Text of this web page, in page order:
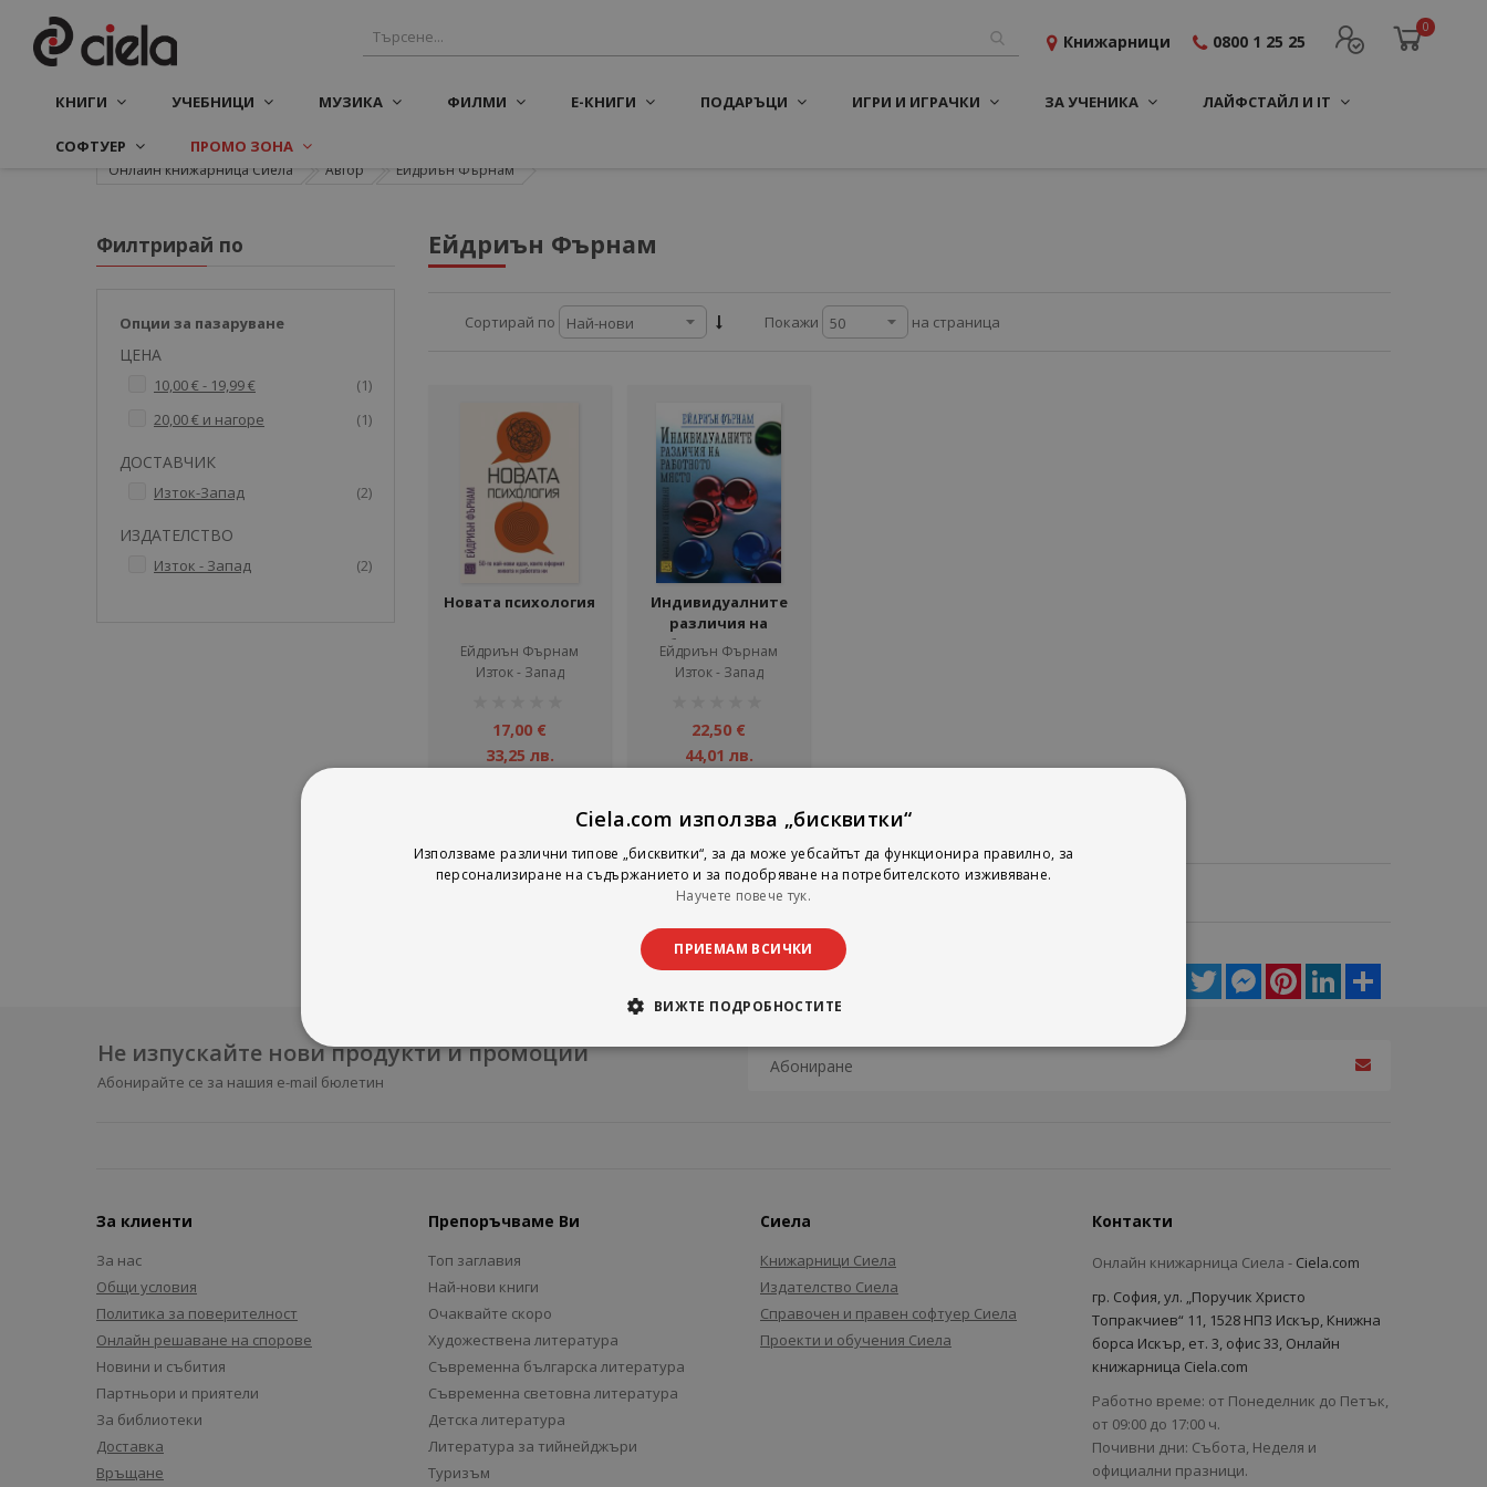
0
Книжарници 0800 1 25 25
КНИГИ УЧЕБНИЦИ МУЗИКА ФИЛМИ Е-КНИГИ ПОДАРЪЦИ ИГРИ И ИГРАЧКИ ЗА УЧЕНИКА ЛАЙФСТАЙЛ И IT
СОФТУЕР ПРОМО ЗОНА
Онлайн книжарница Сиела Автор Ейдриън Фърнам
Ейдриън Фърнам
Сортирай по Покажи на страница
Новата психология
Ейдриън Фърнам
Изток - Запад
17,00 €
33,25 лв.
Индивидуалните
различия на
работното място
Ейдриън Фърнам
Изток - Запад
22,50 €
44,01 лв.
Покажи
Facebook
Twitter MessengerPinterestLinkedIn
Филтрирай по
Опции за пазаруване
ЦЕНА
10,00 €- 19,99 € 1артикул
20,00 € и нагоре 1артикул
ДОСТАВЧИК
Изток-Запад 2артикули
ИЗДАТЕЛСТВО
Изток - Запад 2артикули
Не изпускайте нови продукти и промоции
Абонирайте се за нашия e-mail бюлетин
За клиенти
За нас
Общи условия
Политика за поверителност
Онлайн решаване на спорове
Новини и събития
Партньори и приятели
За библиотеки
Доставка
Връщане
Препоръчваме Ви
Топ заглавия
Най-нови книги
Очаквайте скоро
Художествена литература
Съвременна българска литература
Съвременна световна литература
Детска литература
Литература за тийнейджъри
Туризъм
Сиела
Книжарници Сиела
Издателство Сиела
Справочен и правен софтуер Сиела
Проекти и обучения Сиела
Контакти
Онлайн книжарница Сиела - Ciela.com
гр. София, ул. „Поручик Христо
Топракчиев“ 11, 1528 НПЗ Искър, Книжна
борса Искър, ет. 3, офис 33, Онлайн
книжарница Ciela.com
Работно време: от Понеделник до Петък,
от 09:00 до 17:00 ч.
Почивни дни: Събота, Неделя и
официални празници.
Ciela.com използва „бисквитки“
Използваме различни типове „бисквитки“, за да може уебсайтът да функционира правилно, за
персонализиране на съдържанието и за подобряване на потребителското изживяване.
Научете повече тук.
ПРИЕМАМ ВСИЧКИ
ВИЖТЕ ПОДРОБНОСТИТЕ